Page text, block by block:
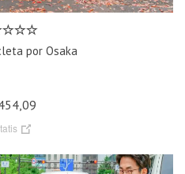
por Osaka